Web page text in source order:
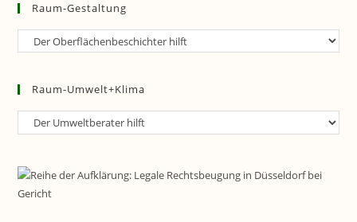
Raum-Gestaltung
Raum-
Raum-Umwelt+Klima
Raum-